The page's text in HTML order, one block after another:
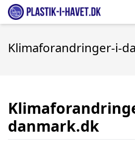
Klimaforandringer-i-
danmark.dk